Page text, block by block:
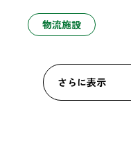
物流施設
さらに表示